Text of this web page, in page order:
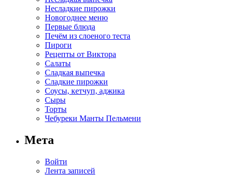
Несладкие пирожки
Новогоднее меню
Первые блюда
Печём из слоеного теста
Пироги
Рецепты от Виктора
Салаты
Сладкая выпечка
Сладкие пирожки
Соусы, кетчуп, аджика
Сыры
Торты
Чебуреки Манты Пельмени
Мета
Войти
Лента записей